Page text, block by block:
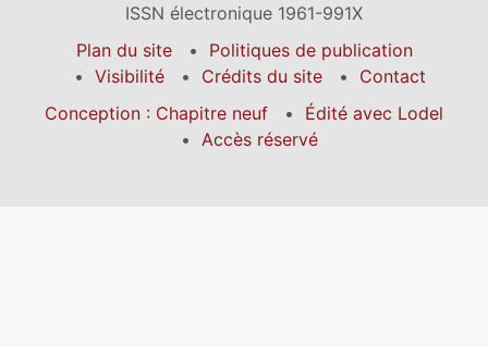
ISSN électronique 1961-991X
Plan du site
Politiques de publication
Visibilité
Crédits du site
Contact
Conception : Chapitre neuf
Édité avec Lodel
Accès réservé